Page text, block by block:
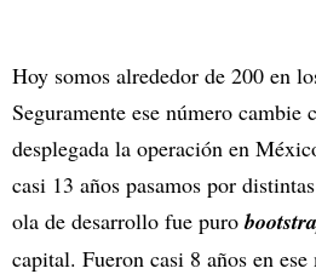
Hoy somos alrededor de 200 en
Seguramente ese número cambie
desplegada la operación en
casi 13 años pasamos por
ola de desarrollo fue puro
capital. Fueron casi 8 años en